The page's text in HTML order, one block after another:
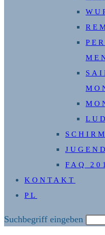
FAQ
KONTAKT
PL
Diese
Suchbegriff eingeben